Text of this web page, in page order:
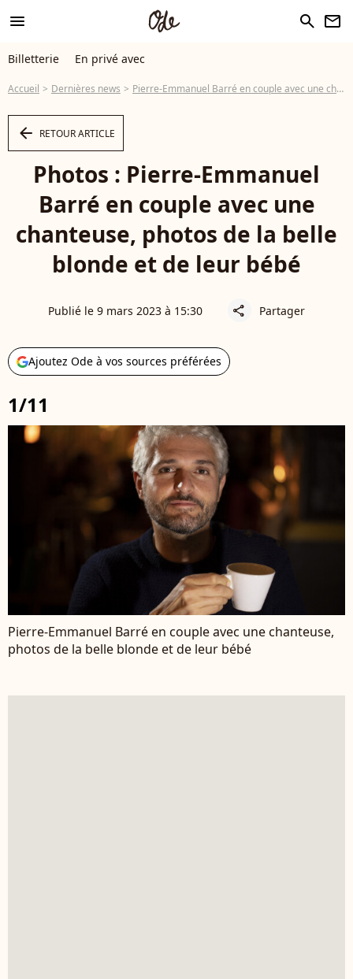
menu search newsletter
Billetterie En privé avec
Accueil Dernières news Pierre-Emmanuel Barré en couple avec une chanteuse, photos de la belle blonde et de leur bébé
arrow_left RETOUR ARTICLE
Photos : Pierre-Emmanuel
Barré en couple avec une
chanteuse, photos de la belle
blonde et de leur bébé
Publié le 9 mars 2023 à 15:30 share Partager
Ajoutez Ode à vos sources préférées
1/11
Pierre-Emmanuel Barré en couple avec une chanteuse,
photos de la belle blonde et de leur bébé